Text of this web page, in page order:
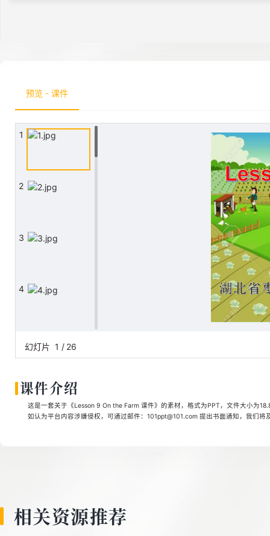
预览 - 课件
1
2
3
4
6
幻灯片 1 / 26
课件介绍
这是一套关于《Lesson 9 On the Farm 课件》的素材，格式为PPT，文件大小为
如认为平台内容涉嫌侵权，可通过邮件：101ppt@101.com 提出书面通知，我们将
相关资源推荐